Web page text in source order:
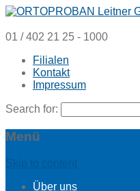
01 / 402 21 25 - 1000
Filialen
Kontakt
Impressum
Search for:
Menü
Skip to content
Über uns